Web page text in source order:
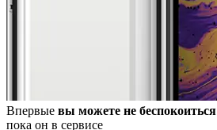
Впервые вы можете не беспокоиться
пока он в сервисе